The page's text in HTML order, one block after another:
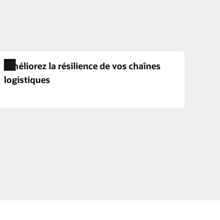
Améliorez la résilience de vos chaînes
logistiques